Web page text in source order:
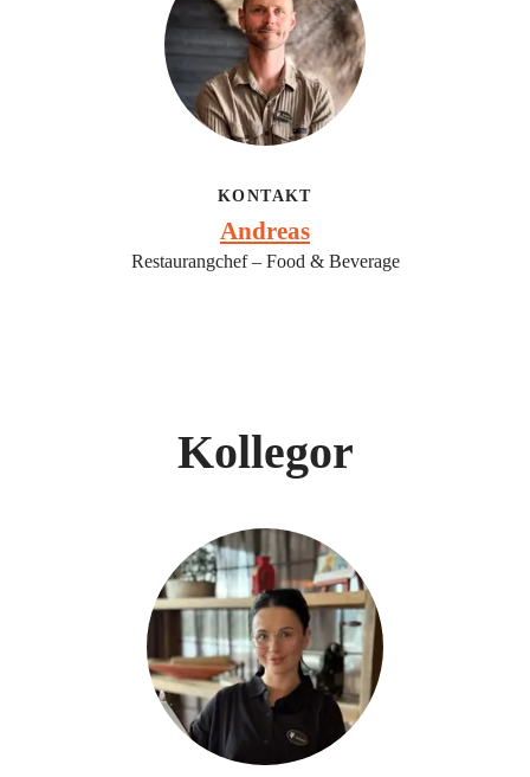
KONTAKT
Andreas
Restaurangchef – Food & Beverage
Kollegor